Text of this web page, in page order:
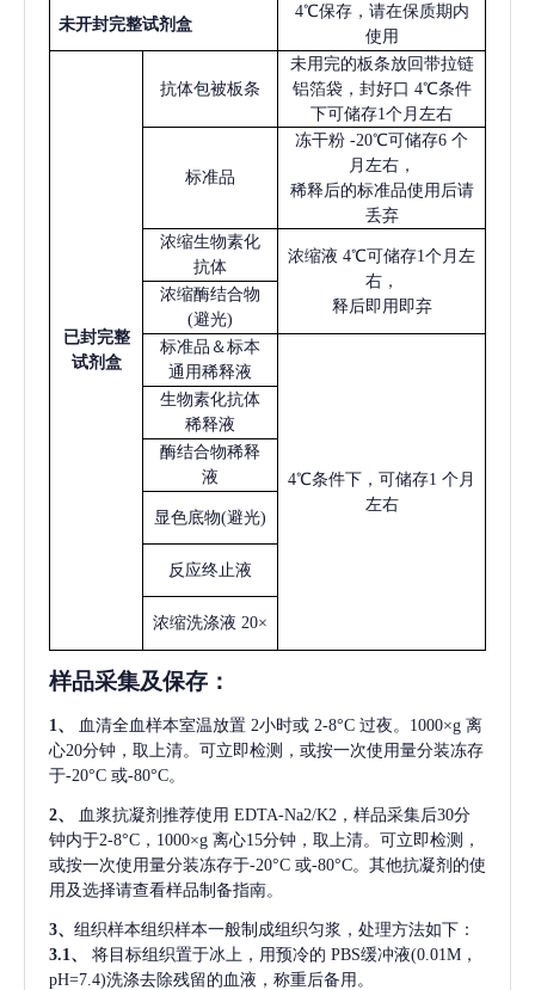
未开封完整试剂盒
4℃保存，请在保质期内
使用
已封完整
试剂盒
抗体包被板条
未用完的板条放回带拉链
铝箔袋，封好口 4℃条件
下可储存1个月左右
标准品
冻干粉 -20℃可储存6 个
月左右，
稀释后的标准品使用后请
丢弃
浓缩生物素化
抗体
浓缩液 4℃可储存1个月左
右，
释后即用即弃
浓缩酶结合物
(避光)
标准品＆标本
通用稀释液
4℃条件下，可储存1 个月
左右
生物素化抗体
稀释液
酶结合物稀释
液
显色底物(避光)
反应终止液
浓缩洗涤液 20×
样品采集及保存 ：
1、 血清全血样本室温放置 2小时或 2-8°C 过夜。1000×g 离
心20分钟，取上清。可立即检测，或按一次使用量分装冻存
于-20°C 或-80°C。
2、 血浆抗凝剂推荐使用 EDTA-Na2/K2，样品采集后30分
钟内于2-8°C，1000×g 离心15分钟，取上清。可立即检测，
或按一次使用量分装冻存于-20°C 或-80°C。其他抗凝剂的使
用及选择请查看样品制备指南。
3、 组织样本组织样本一般制成组织匀浆，处理方法如下：
3.1、
将目标组织置于冰上，用预冷的 PBS缓冲液(0.01M，
pH=7.4)洗涤去除残留的血液，称重后备用。